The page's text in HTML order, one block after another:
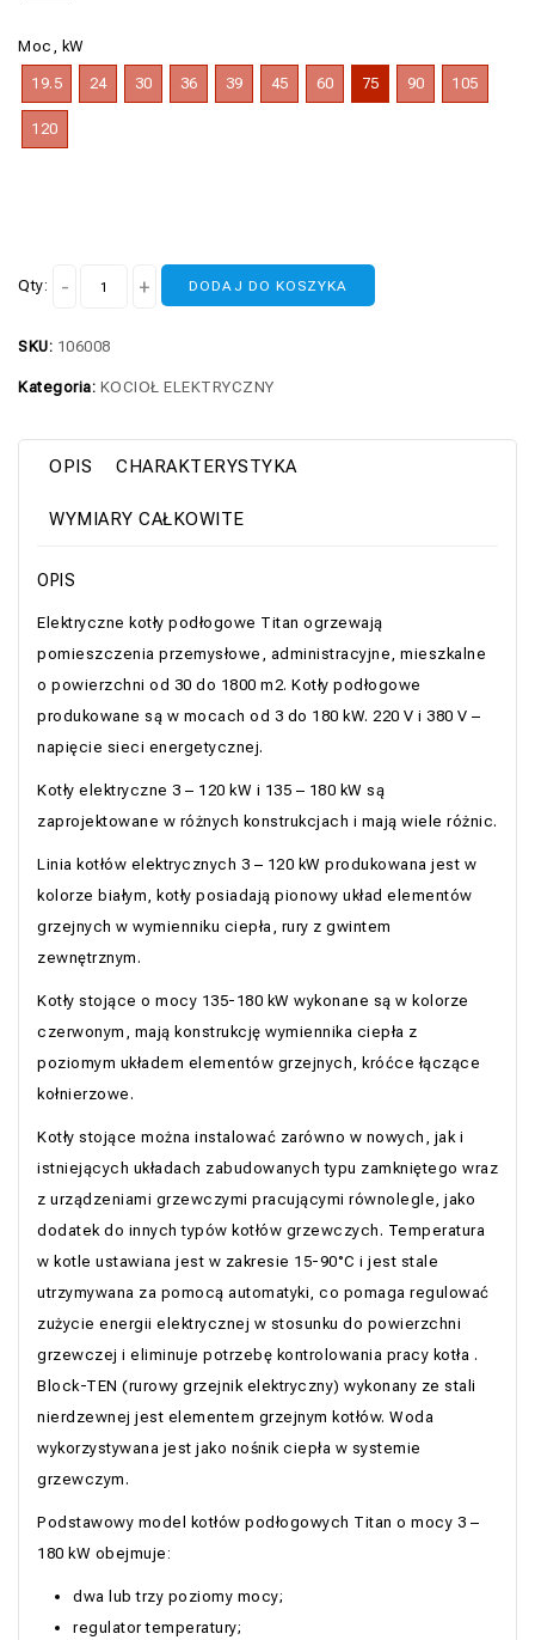
Moc, kW
19.5 24 30 36 39 45 60 75 90 105
120
Qty: DODAJ DO KOSZYKA
SKU: 106008
Kategoria: KOCIOŁ ELEKTRYCZNY
OPIS CHARAKTERYSTYKA
WYMIARY CAŁKOWITE
OPIS
Elektryczne kotły podłogowe Titan ogrzewają
pomieszczenia przemysłowe, administracyjne, mieszkalne
o powierzchni od 30 do 1800 m2. Kotły podłogowe
produkowane są w mocach od 3 do 180 kW. 220 V i 380 V –
napięcie sieci energetycznej.
Kotły elektryczne 3 – 120 kW i 135 – 180 kW są
zaprojektowane w różnych konstrukcjach i mają wiele różnic.
Linia kotłów elektrycznych 3 – 120 kW produkowana jest w
kolorze białym, kotły posiadają pionowy układ elementów
grzejnych w wymienniku ciepła, rury z gwintem
zewnętrznym.
Kotły stojące o mocy 135-180 kW wykonane są w kolorze
czerwonym, mają konstrukcję wymiennika ciepła z
poziomym układem elementów grzejnych, króćce łączące
kołnierzowe.
Kotły stojące można instalować zarówno w nowych, jak i
istniejących układach zabudowanych typu zamkniętego wraz
z urządzeniami grzewczymi pracującymi równolegle, jako
dodatek do innych typów kotłów grzewczych. Temperatura
w kotle ustawiana jest w zakresie 15-90°С i jest stale
utrzymywana za pomocą automatyki, co pomaga regulować
zużycie energii elektrycznej w stosunku do powierzchni
grzewczej i eliminuje potrzebę kontrolowania pracy kotła .
Block-TEN (rurowy grzejnik elektryczny) wykonany ze stali
nierdzewnej jest elementem grzejnym kotłów. Woda
wykorzystywana jest jako nośnik ciepła w systemie
grzewczym.
Podstawowy model kotłów podłogowych Titan o mocy 3 –
180 kW obejmuje:
dwa lub trzy poziomy mocy;
regulator temperatury;